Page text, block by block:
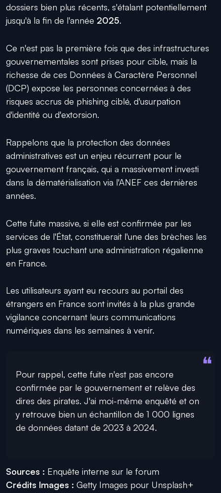
dossiers bien plus récents, s'étalant potentiellement
jusqu'à la fin de l'année 2025.
Ce n'est pas la première fois que des infrastructures
gouvernementales sont prises pour cible, mais la
richesse de ces Données à Caractère Personnel
(DCP) expose les personnes concernées à des
risques accrus de phishing ciblé, d'usurpation
d'identité ou d'extorsion.
Rappelons que la protection des données
administratives est un enjeu récurrent pour le
gouvernement français, qui a massivement investi
dans la dématérialisation via l'ANEF ces dernières
années.
Cette fuite massive, si elle est confirmée par les
services de l'État, constituerait l'une des brèches les
plus graves touchant une administration régalienne
en France.
Les utilisateurs ayant eu recours au portail des
étrangers en France sont invités à la plus grande
vigilance concernant leurs communications
numériques dans les semaines à venir.
Pour rappel, cette fuite n'est pas encore
confirmée par le gouvernement et relève des
dires des pirates. J'ai moi-même enquêté et on
y retrouve bien un échantillon de 1 000 lignes
de données datant de 2023 à 2024.
Sources : Enquête interne sur le forum
Crédits Images : Getty Images pour Unsplash+